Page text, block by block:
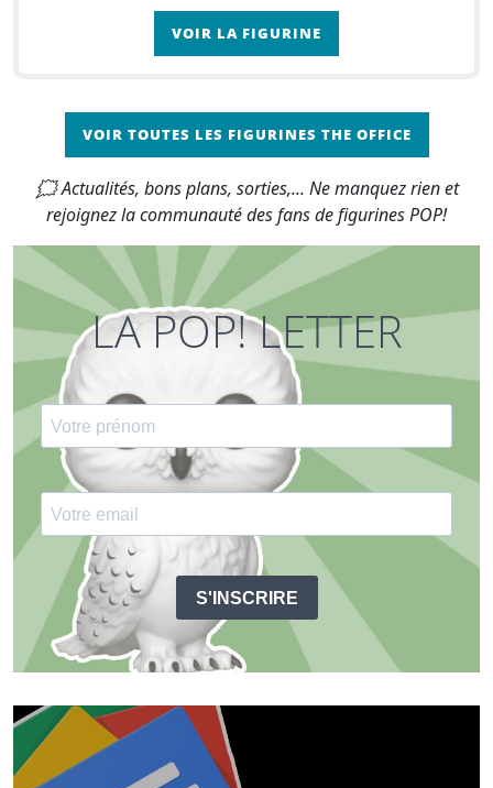
VOIR LA FIGURINE
VOIR TOUTES LES FIGURINES THE OFFICE
🗯 Actualités, bons plans, sorties,... Ne manquez rien et
rejoignez la communauté des fans de figurines POP!
LA POP! LETTER
S'INSCRIRE